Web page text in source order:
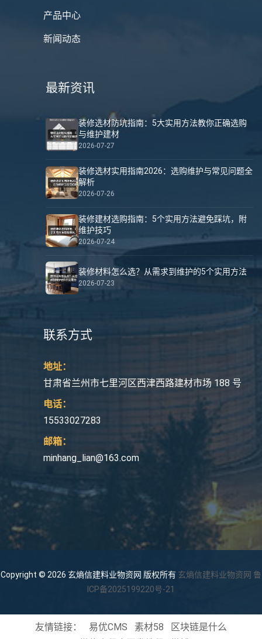
产品中心
新闻动态
最新资讯
装修选材防坑指南：5大实用方法教你正确选购
与维护建材
2026-07-27
装修选材实用指南2026：选购维护与常见问题全
解析
2026-07-26
装修建材选购指南：5个实用方法避免踩坑，附
维护技巧
2026-07-24
装修材料怎么选？从需求到维护的5个实用方法
2026-07-23
联系方式
地址：
甘肃省兰州市七里河区西津西路建材市场 188 号
电话：
15533027283
邮箱：
minhang_lian@163.com
Copyright © 2026 玄熵信建料业物资网 版权所有 玄熵信建料业物资网 鲁
ICP备2025199220号-21
友情链接： 易优CMS 素材58
区块链是什么